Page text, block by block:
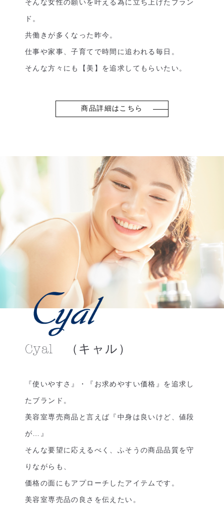
そんな女性の願いを叶える為に立ち上げたブラン
ド。
共働きが多くなった昨今。
仕事や家事、子育てで時間に追われる毎日。
そんな方々にも【美】を追求してもらいたい。
商品詳細はこちら
Cyal （キャル）
『使いやすさ』・『お求めやすい価格』を追求し
たブランド。
美容室専売商品と言えば『中身は良いけど、値段
が…』
そんな要望に応えるべく、ふそうの商品品質を守
りながらも、
価格の面にもアプローチしたアイテムです。
美容室専売品の良さを伝えたい。